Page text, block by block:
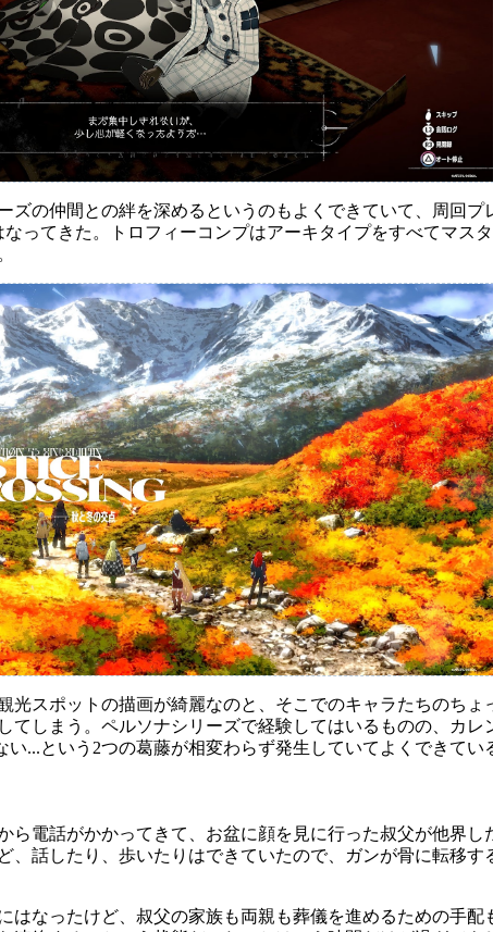
ズの仲間との絆を深めるというのもよくできていて、周回プ
ってきた。トロフィーコンプはアーキタイプをすべてマス
光スポットの描画が綺麗なのと、そこでのキャラたちのちょ
てしまう。ペルソナシリーズで経験してはいるものの、カレ
...という2つの葛藤が相変わらず発生していてよくできてい
ら電話がかかってきて、お盆に顔を見に行った叔父が他界し
、話したり、歩いたりはできていたので、ガンが骨に転移す
はなったけど、叔父の家族も両親も葬儀を進めるための手配